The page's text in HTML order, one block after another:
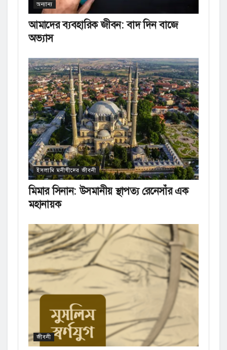
অন্যান্য
আমাদের ব্যবহারিক জীবন: বাদ দিন বাজে
অভ্যাস
ইসলামি মনীষীদের জীবনী
মিমার সিনান: উসমানীয় স্থাপত্য রেনেসাঁর এক
মহানায়ক
জীবনী